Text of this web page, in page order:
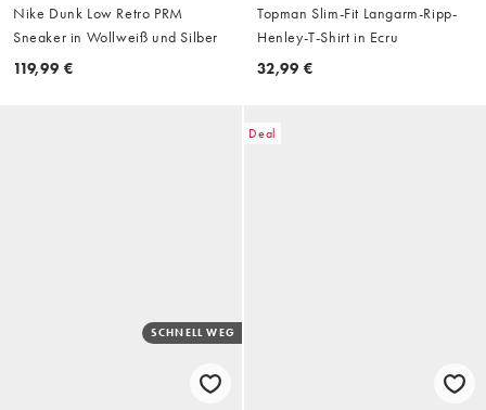
Nike Dunk Low Retro PRM
Sneaker in Wollweiß und Silber
119,99 €
Topman Slim-Fit Langarm-Ripp-
Henley-T-Shirt in Ecru
32,99 €
SCHNELL WEG
Deal